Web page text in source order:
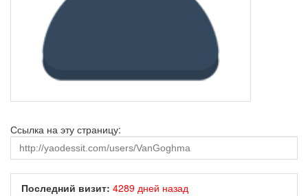
Ссылка на эту страницу:
Последний визит: 4289 дней назад